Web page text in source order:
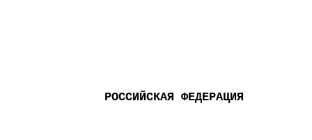
РОССИЙСКАЯ ФЕДЕРАЦИЯ